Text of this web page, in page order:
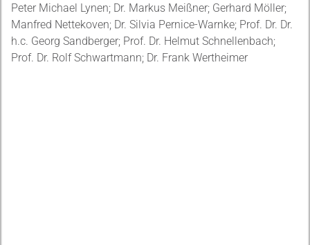
Peter Michael Lynen; Dr. Markus Meißner; Gerhard Möller;
Manfred Nettekoven; Dr. Silvia Pernice-Warnke; Prof. Dr. Dr.
h.c. Georg Sandberger; Prof. Dr. Helmut Schnellenbach;
Prof. Dr. Rolf Schwartmann; Dr. Frank Wertheimer